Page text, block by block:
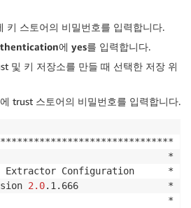
키 스토어의 비밀번호를 입력합니다.
에 yes를 입력합니다.
및 키 저장소를 만들 때 선택한 저장 위
에 trust 스토어의 비밀번호를 입력합니다.
*
Extractor Configuration      *
2.0.1.666                *
*